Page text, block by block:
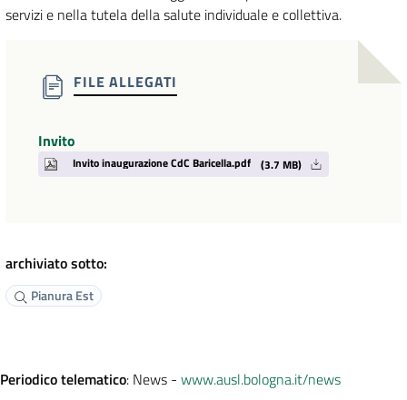
servizi e nella tutela della salute individuale e collettiva.
FILE ALLEGATI
Invito
Invito inaugurazione CdC Baricella.pdf (3.7 MB)
archiviato sotto:
Pianura Est
Periodico telematico: News - www.ausl.bologna.it/news